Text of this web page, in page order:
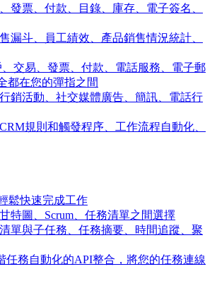
發票、付款、目錄、庫存、電子簽名、
漏斗、員工績效、產品銷售情況統計、
交易、發票、付款、電話服務、電子郵
都在您的彈指之間
銷活動、社交媒體廣告、簡訊、電話行
規則和觸發程序、工作流程自動化、
鬆快速完成工作
特圖、Scrum、任務清單之間選擇
單與子任務、任務摘要、時間追蹤、聚
任務自動化的API整合，將您的任務連線